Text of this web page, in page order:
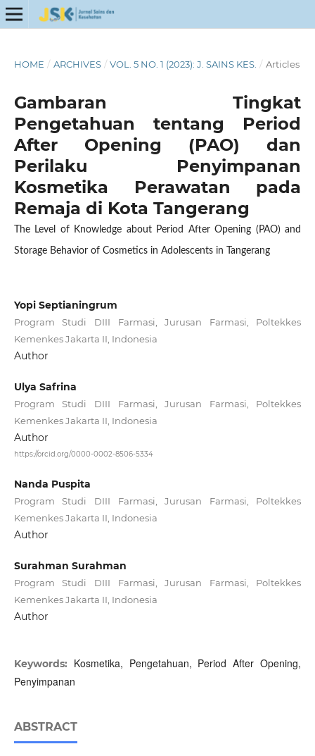
HOME / ARCHIVES / VOL. 5 NO. 1 (2023): J. SAINS KES. / Articles
Gambaran Tingkat
Pengetahuan tentang Period
After Opening (PAO) dan
Perilaku Penyimpanan
Kosmetika Perawatan pada
Remaja di Kota Tangerang
The Level of Knowledge about Period After Opening (PAO) and
Storage Behavior of Cosmetics in Adolescents in Tangerang
Yopi Septianingrum
Program Studi DIII Farmasi, Jurusan Farmasi, Poltekkes
Kemenkes Jakarta II, Indonesia
Author
Ulya Safrina
Program Studi DIII Farmasi, Jurusan Farmasi, Poltekkes
Kemenkes Jakarta II, Indonesia
Author
https://orcid.org/0000-0002-8506-5334
Nanda Puspita
Program Studi DIII Farmasi, Jurusan Farmasi, Poltekkes
Kemenkes Jakarta II, Indonesia
Author
Surahman Surahman
Program Studi DIII Farmasi, Jurusan Farmasi, Poltekkes
Kemenkes Jakarta II, Indonesia
Author
Keywords: Kosmetika, Pengetahuan, Period After Opening,
Penyimpanan
ABSTRACT